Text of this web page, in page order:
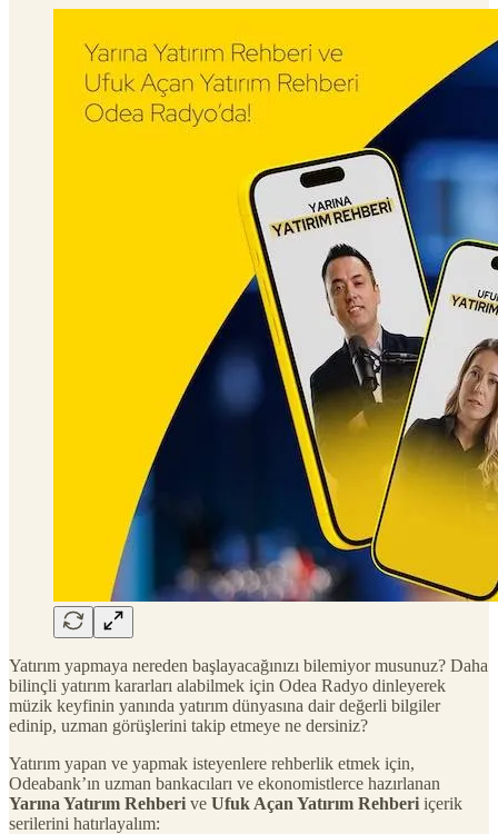
Yatırım yapmaya nereden başlayacağınızı bilemiyor musunuz? Daha
bilinçli yatırım kararları alabilmek için Odea Radyo dinleyerek
müzik keyfinin yanında yatırım dünyasına dair değerli bilgiler
edinip, uzman görüşlerini takip etmeye ne dersiniz?
Yatırım yapan ve yapmak isteyenlere rehberlik etmek için,
Odeabank’ın uzman bankacıları ve ekonomistlerce hazırlanan
Yarına Yatırım Rehberi ve Ufuk Açan Yatırım Rehberi içerik
serilerini hatırlayalım: